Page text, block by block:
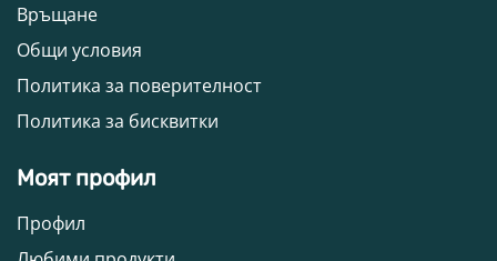
Връщане
Общи условия
Политика за поверителност
Политика за бисквитки
Моят профил
Профил